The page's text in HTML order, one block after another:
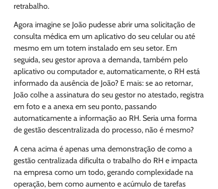
retrabalho.
Agora imagine se João pudesse abrir uma solicitação de
consulta médica em um aplicativo do seu celular ou até
mesmo em um totem instalado em seu setor. Em
seguida, seu gestor aprova a demanda, também pelo
aplicativo ou computador e, automaticamente, o RH está
informado da ausência de João? E mais: se ao retornar,
João colhe a assinatura do seu gestor no atestado, registra
em foto e a anexa em seu ponto, passando
automaticamente a informação ao RH. Seria uma forma
de gestão descentralizada do processo, não é mesmo?
A cena acima é apenas uma demonstração de como a
gestão centralizada dificulta o trabalho do RH e impacta
na empresa como um todo, gerando complexidade na
operação, bem como aumento e acúmulo de tarefas